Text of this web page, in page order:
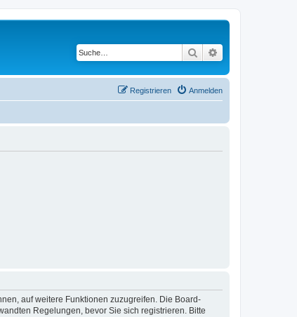
Suche
Anmelden
Registrieren
auf weitere Funktionen zuzugreifen. Die Board-
Regelungen, bevor Sie sich registrieren. Bitte